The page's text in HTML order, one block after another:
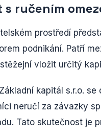
s ručením
prostředí
podnikání. Patří
vložit určitý
kapitál s.r.o. se
neručí za závazky
Tato skutečnost je